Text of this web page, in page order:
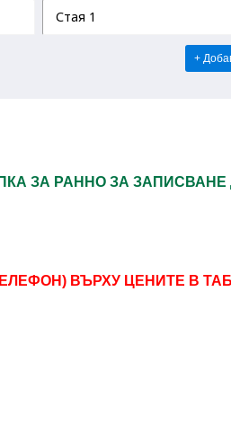
Стая 1
+
ЗА РАННО ЗА ЗАПИСВАНЕ
ВЪРХУ ЦЕНИТЕ В